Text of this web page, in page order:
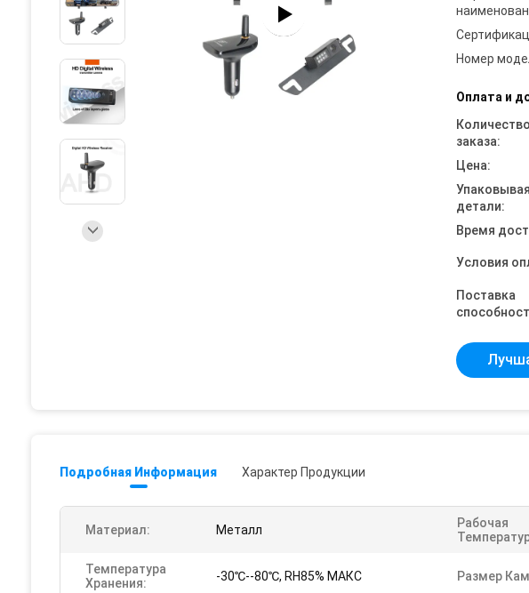
Номер
Оплата и
заказа:
Цена:
Упаковывая
детали:
Время
Условия
Поставка
Подробная Информация Характер Продукции
Материал: Металл
Рабочая
Температура
Хранения:
-30℃--80℃, RH85% МАКС Размер